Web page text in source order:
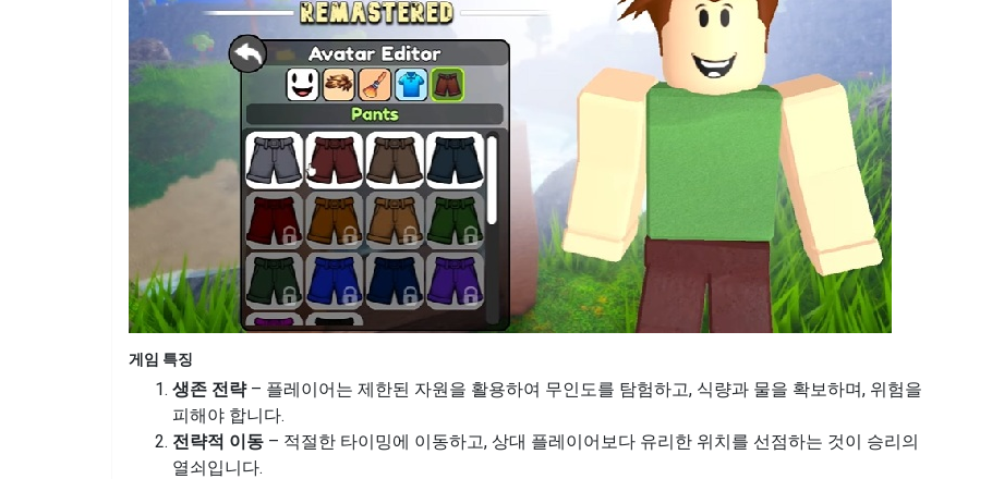
게임 특징
생존 전략– 플레이어는 제한된 자원을 활용하여 무인도를 탐험하고, 식량과 물을 확보하며, 위험을
피해야 합니다.
전략적 이동 – 적절한 타이밍에 이동하고, 상대 플레이어보다 유리한 위치를 선점하는 것이 승리의
열쇠입니다.